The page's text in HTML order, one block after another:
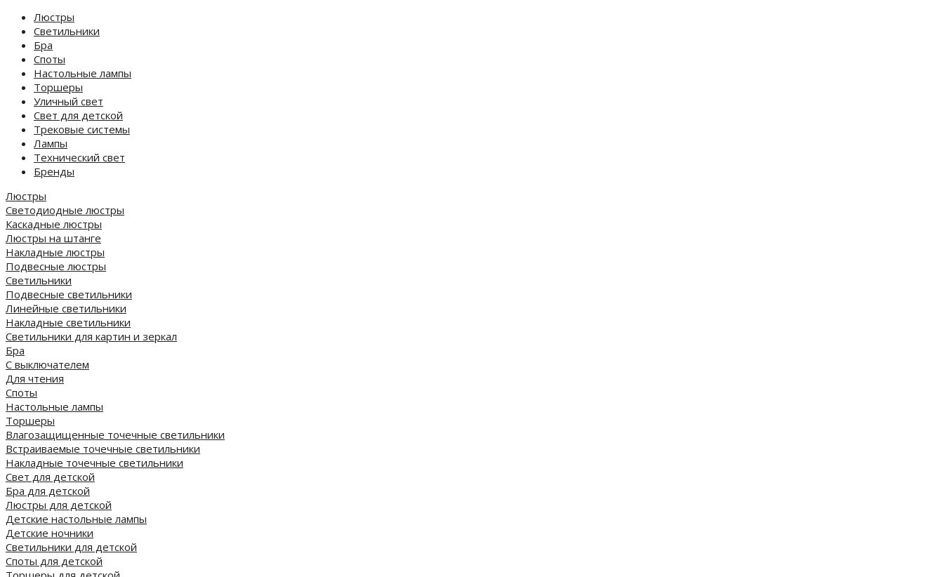
Люстры
Светильники
Бра
Споты
Настольные лампы
Торшеры
Уличный свет
Свет для детской
Трековые системы
Лампы
Технический свет
Бренды
Люстры
Светодиодные люстры
Каскадные люстры
Люстры на штанге
Накладные люстры
Подвесные люстры
Светильники
Подвесные светильники
Линейные светильники
Накладные светильники
Светильники для картин и зеркал
Бра
С выключателем
Для чтения
Споты
Настольные лампы
Торшеры
Влагозащищенные точечные светильники
Встраиваемые точечные светильники
Накладные точечные светильники
Свет для детской
Бра для детской
Люстры для детской
Детские настольные лампы
Детские ночники
Светильники для детской
Споты для детской